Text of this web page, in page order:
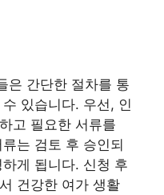
은 간단한 절차를 통
있습니다. 우선, 인
고 필요한 서류를
는 검토 후 승인되
게 됩니다. 신청 후
건강한 여가 생활